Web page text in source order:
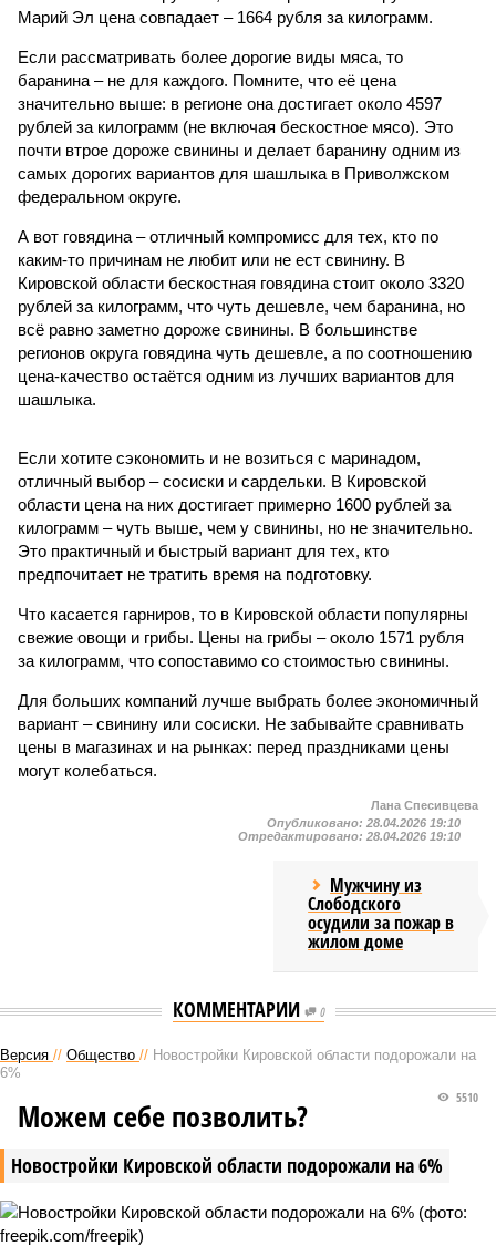
Марий Эл цена совпадает – 1664 рубля за килограмм.
Если рассматривать более дорогие виды мяса, то
баранина – не для каждого. Помните, что её цена
значительно выше: в регионе она достигает около 4597
рублей за килограмм (не включая бескостное мясо). Это
почти втрое дороже свинины и делает баранину одним из
самых дорогих вариантов для шашлыка в Приволжском
федеральном округе.
А вот говядина – отличный компромисс для тех, кто по
каким-то причинам не любит или не ест свинину. В
Кировской области бескостная говядина стоит около 3320
рублей за килограмм, что чуть дешевле, чем баранина, но
всё равно заметно дороже свинины. В большинстве
регионов округа говядина чуть дешевле, а по соотношению
цена-качество остаётся одним из лучших вариантов для
шашлыка.
Если хотите сэкономить и не возиться с маринадом,
отличный выбор – сосиски и сардельки. В Кировской
области цена на них достигает примерно 1600 рублей за
килограмм – чуть выше, чем у свинины, но не значительно.
Это практичный и быстрый вариант для тех, кто
предпочитает не тратить время на подготовку.
Что касается гарниров, то в Кировской области популярны
свежие овощи и грибы. Цены на грибы – около 1571 рубля
за килограмм, что сопоставимо со стоимостью свинины.
Для больших компаний лучше выбрать более экономичный
вариант – свинину или сосиски. Не забывайте сравнивать
цены в магазинах и на рынках: перед праздниками цены
могут колебаться.
Лана Спесивцева
Опубликовано: 28.04.2026 19:10
Отредактировано: 28.04.2026 19:10
Мужчину из
Слободского
осудили за пожар в
жилом доме
КОММЕНТАРИИ 0
Версия // Общество // Новостройки Кировской области подорожали на
6%
Новостройки Кировской области подорожали на 6%
5510
Можем себе позволить?